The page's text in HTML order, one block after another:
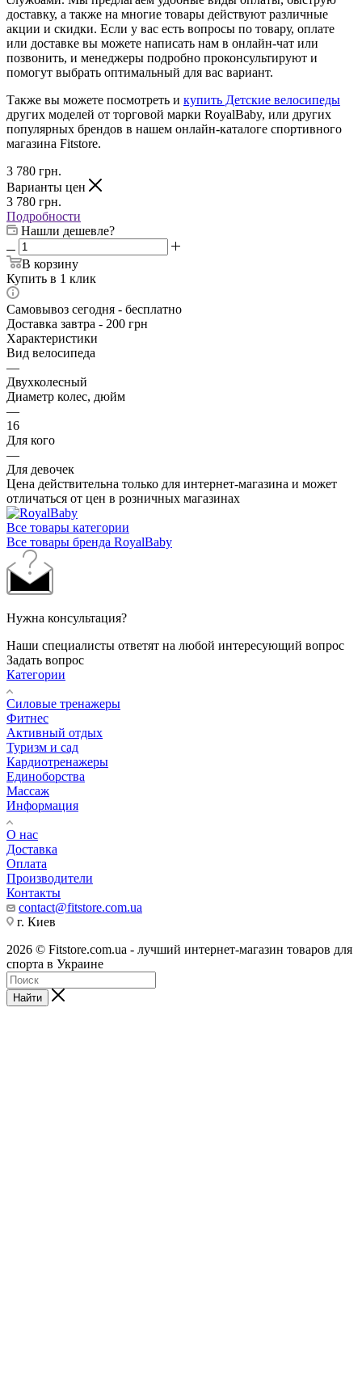
доставку, а также на многие товары действуют различные
акции и скидки. Если у вас есть вопросы по товару, оплате
или доставке вы можете написать нам в онлайн-чат или
позвонить, и менеджеры подробно проконсультируют и
помогут выбрать оптимальный для вас вариант.
Также вы можете посмотреть и купить Детские велосипеды
других моделей от торговой марки RoyalBaby, или других
популярных брендов в нашем онлайн-каталоге спортивного
магазина Fitstore.
3 780 грн.
Варианты цен
3 780 грн.
Подробности
Нашли дешевле?
В корзину
Купить в 1 клик
Самовывоз сегодня - бесплатно
Доставка завтра - 200 грн
Характеристики
Вид велосипеда
—
Двухколесный
Диаметр колес, дюйм
—
16
Для кого
—
Для девочек
Цена действительна только для интернет-магазина и может
отличаться от цен в розничных магазинах
Все товары категории
Все товары бренда RoyalBaby
Нужна консультация?
Наши специалисты ответят на любой интересующий вопрос
Задать вопрос
Категории
Силовые тренажеры
Фитнес
Активный отдых
Туризм и сад
Кардиотренажеры
Единоборства
Массаж
Информация
О нас
Доставка
Оплата
Производители
Контакты
contact@fitstore.com.ua
г. Киев
2026 © Fitstore.com.ua - лучший интернет-магазин товаров для
спорта в Украине
Найти